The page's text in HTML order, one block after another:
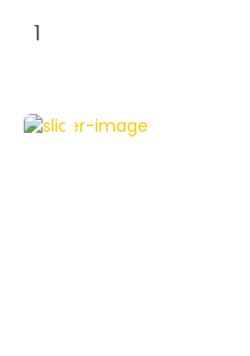
1
TECHNIKNEWS